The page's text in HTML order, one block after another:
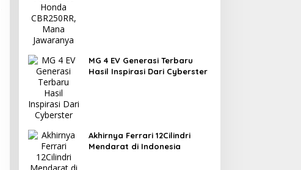
MG 4 EV Generasi Terbaru
Hasil Inspirasi Dari Cyberster
Akhirnya Ferrari 12Cilindri
Mendarat di Indonesia